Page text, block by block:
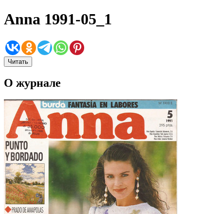
Anna 1991-05_1
Читать
О журнале